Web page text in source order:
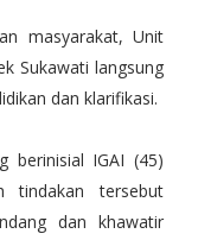
masyarakat, Unit
Sukawati langsung
dan klarifikasi.
berinisial IGAI (45)
tindakan tersebut
dan khawatir